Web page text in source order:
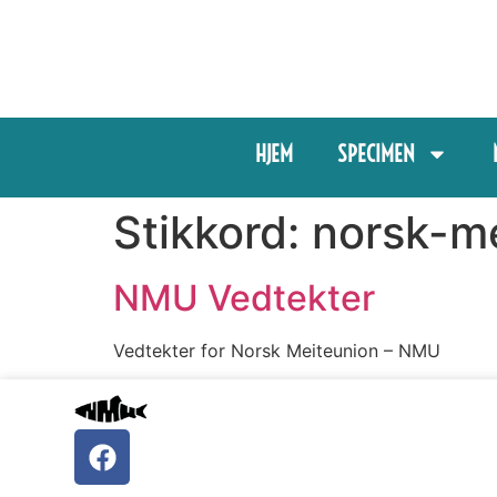
HJEM SPECIMEN
Stikkord: norsk-
NMU Vedtekter
Vedtekter for Norsk Meiteunion – NMU